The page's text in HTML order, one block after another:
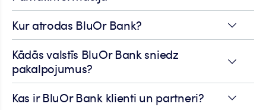
Kur atrodas BluOr Bank?
Kādās valstīs BluOr Bank sniedz
pakalpojumus?
Kas ir BluOr Bank klienti un partneri?